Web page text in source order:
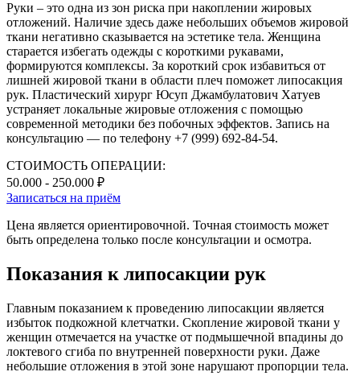
Руки – это одна из зон риска при накоплении жировых
отложений. Наличие здесь даже небольших объемов жировой
ткани негативно сказывается на эстетике тела. Женщина
старается избегать одежды с короткими рукавами,
формируются комплексы. За короткий срок избавиться от
лишней жировой ткани в области плеч поможет липосакция
рук. Пластический хирург Юсуп Джамбулатович Хатуев
устраняет локальные жировые отложения с помощью
современной методики без побочных эффектов. Запись на
консультацию — по телефону +7 (999) 692-84-54.
СТОИМОСТЬ ОПЕРАЦИИ:
50.000 - 250.000 ₽
Записаться на приём
Цена является ориентировочной. Точная стоимость может
быть определена только после консультации и осмотра.
Показания к липосакции рук
Главным показанием к проведению липосакции является
избыток подкожной клетчатки. Скопление жировой ткани у
женщин отмечается на участке от подмышечной впадины до
локтевого сгиба по внутренней поверхности руки. Даже
небольшие отложения в этой зоне нарушают пропорции тела.